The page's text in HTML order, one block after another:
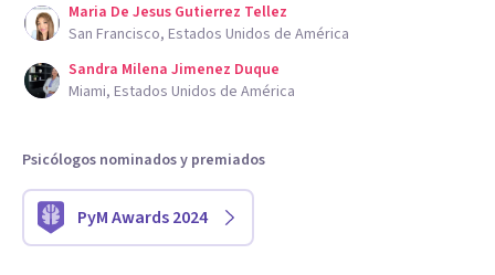
Maria De Jesus Gutierrez Tellez
San Francisco, Estados Unidos de América
Sandra Milena Jimenez Duque
Miami, Estados Unidos de América
Psicólogos nominados y premiados
PyM Awards 2024